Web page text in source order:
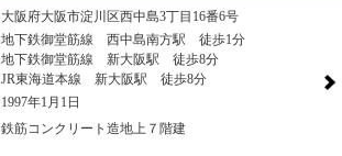
大阪府大阪市淀川区西中島3丁目16番6号
地下鉄御堂筋線 西中島南方駅 徒歩1分
地下鉄御堂筋線 新大阪駅 徒歩8分
JR東海道本線 新大阪駅 徒歩8分
1997年1月1日
鉄筋コンクリート造地上７階建